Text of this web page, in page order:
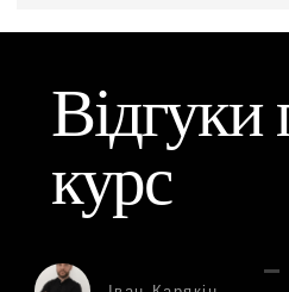
Відгуки
курс